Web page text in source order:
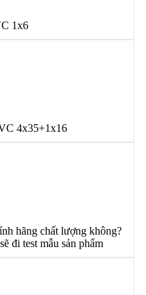
1x6
4x35+1x16
hãng chất lượng không?
đi test mẫu sản phẩm